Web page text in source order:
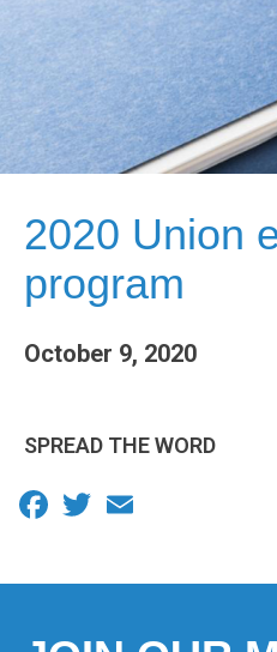
2020 Union
program
October 9, 2020
SPREAD THE WORD
Facebook
Twitter